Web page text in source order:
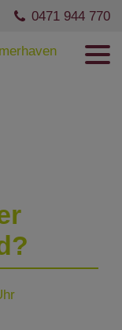
0471 944 770